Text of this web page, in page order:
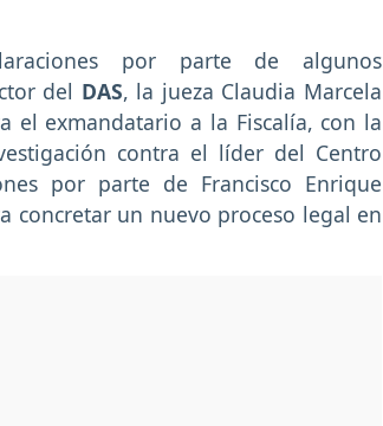
por parte de algunos
del DAS, la jueza Claudia Marcela
el exmandatario a la Fiscalía, con la
contra el líder del Centro
por parte de Francisco Enrique
concretar un nuevo proceso legal en